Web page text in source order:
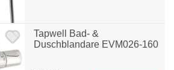
Tapwell Bad- &
Duschblandare EVM026-160